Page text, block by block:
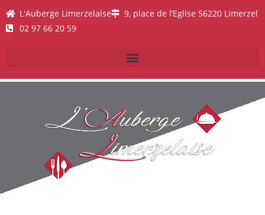
L'Auberge Limerzelaise
9, place de l’Eglise 56220 Limerzel
02 97 66 20 59